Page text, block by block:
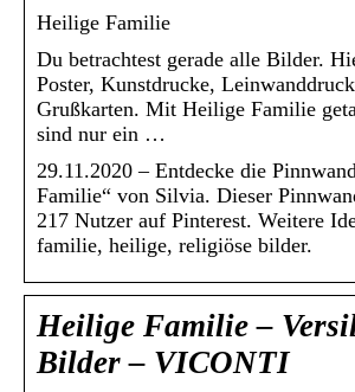
Heilige Familie
Du betrachtest gerade alle Bilder.
Poster, Kunstdrucke,
Grußkarten. Mit Heilige Familie
sind nur ein …
29.11.2020 – Entdecke die
Familie“ von Silvia. Dieser
217 Nutzer auf Pinterest. Weitere
familie, heilige, religiöse bilder.
Heilige Familie –
Bilder – VICONTI